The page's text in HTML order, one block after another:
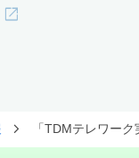
「TDMテレワー